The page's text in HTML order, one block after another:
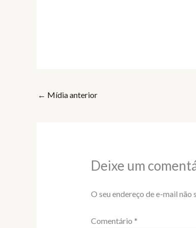
← Mídia anterior
Deixe um
O seu endereço de e-mail não
Comentário *